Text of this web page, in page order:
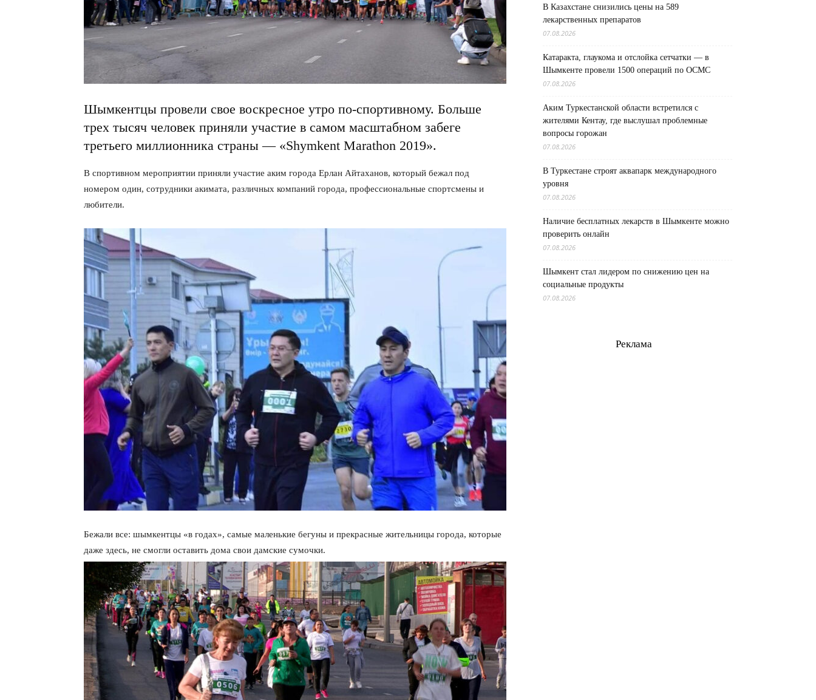
Шымкентцы провели свое воскресное утро по-спортивному. Больше
трех тысяч человек приняли участие в самом масштабном забеге
третьего миллионника страны — «Shymkent Marathon 2019».
В спортивном мероприятии приняли участие аким города Ерлан Айтаханов, который бежал под
номером один, сотрудники акимата, различных компаний города, профессиональные спортсмены и
любители.
Бежали все: шымкентцы «в годах», самые маленькие бегуны и прекрасные жительницы города, которые
даже здесь, не смогли оставить дома свои дамские сумочки.
В Казахстане снизились цены на 589
лекарственных препаратов
07.08.2026
Катаракта, глаукома и отслойка сетчатки — в
Шымкенте провели 1500 операций по ОСМС
07.08.2026
Аким Туркестанской области встретился с
жителями Кентау, где выслушал проблемные
вопросы горожан
07.08.2026
В Туркестане строят аквапарк международного
уровня
07.08.2026
Наличие бесплатных лекарств в Шымкенте можно
проверить онлайн
07.08.2026
Шымкент стал лидером по снижению цен на
социальные продукты
07.08.2026
Реклама